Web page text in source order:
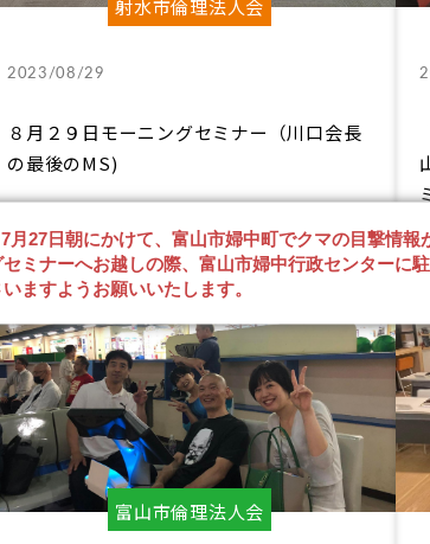
7月27日朝にかけて、富山市婦中町でクマの目撃情
ミナーへお越しの際、富山市婦中行政センターに
ますようお願いいたします。
射水市倫理法人会
2023/08/29
８月２９日モーニングセミナー（川口会長
の最後のMS)
富山市倫理法人会